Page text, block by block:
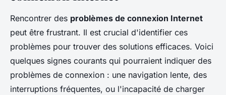
Rencontrer des problèmes de connexion Internet
peut être frustrant. Il est crucial d'identifier ces
problèmes pour trouver des solutions efficaces. Voici
quelques signes courants qui pourraient indiquer des
problèmes de connexion : une navigation lente, des
interruptions fréquentes, ou l'incapacité de charger